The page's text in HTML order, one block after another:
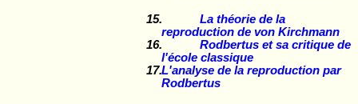
La théorie de la
reproduction de von Kirchmann
Rodbertus et sa critique de
l'école classique
L'analyse de la reproduction par
Rodbertus